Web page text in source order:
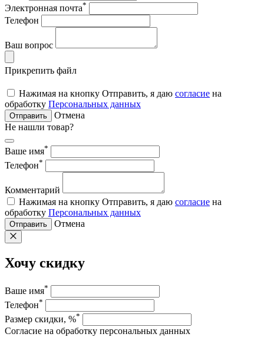
Электронная почта*
Телефон
Ваш вопрос
Прикрепить файл
Нажимая на кнопку Отправить, я даю согласие на
обработку Персональных данных
Отправить
Отмена
Не нашли товар?
Ваше имя*
Телефон*
Комментарий
Нажимая на кнопку Отправить, я даю согласие на
обработку Персональных данных
Отправить Отмена
Хочу скидку
Ваше имя*
Телефон*
Размер скидки, %*
Согласие на обработку персональных данных